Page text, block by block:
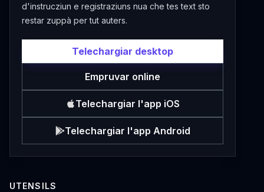
d'instrucziun e registraziuns nua che tes text sto
restar zuppà per tut auters.
Telechargiar desktop
Empruvar online
Telechargiar l'app iOS
Telechargiar l'app Android
UTENSILS